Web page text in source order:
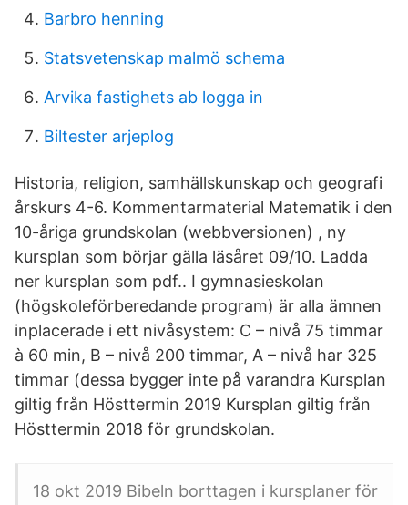
Barbro henning
Statsvetenskap malmö schema
Arvika fastighets ab logga in
Biltester arjeplog
Historia, religion, samhällskunskap och geografi
årskurs 4-6. Kommentarmaterial Matematik i den
10-åriga grundskolan (webbversionen) , ny
kursplan som börjar gälla läsåret 09/10. Ladda
ner kursplan som pdf.. I gymnasieskolan
(högskoleförberedande program) är alla ämnen
inplacerade i ett nivåsystem: C – nivå 75 timmar
à 60 min, B – nivå 200 timmar, A – nivå har 325
timmar (dessa bygger inte på varandra Kursplan
giltig från Hösttermin 2019 Kursplan giltig från
Hösttermin 2018 för grundskolan.
18 okt 2019 Bibeln borttagen i kursplaner för